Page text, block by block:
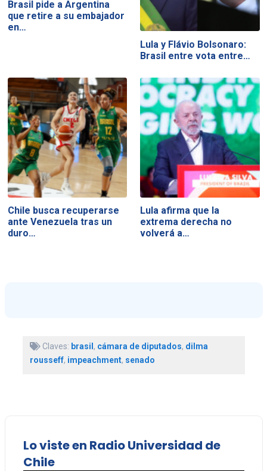
Brasil pide a Argentina
que retire a su embajador
en…
Lula y Flávio Bolsonaro:
Brasil entre vota entre…
Chile busca recuperarse
ante Venezuela tras un
duro…
Lula afirma que la
extrema derecha no
volverá a…
Claves: brasil, cámara de diputados, dilma
rousseff, impeachment, senado
Lo viste en Radio Universidad de
Chile